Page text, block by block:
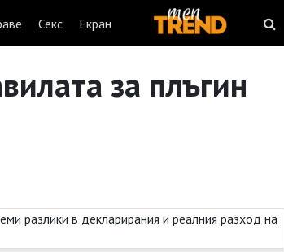
Секс Екран
за плъгин